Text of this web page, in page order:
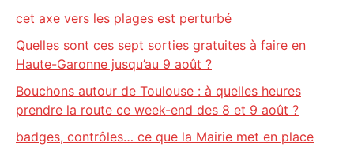
cet axe vers les plages est perturbé
Quelles sont ces sept sorties gratuites à faire en
Haute-Garonne jusqu’au 9 août ?
Bouchons autour de Toulouse : à quelles heures
prendre la route ce week-end des 8 et 9 août ?
badges, contrôles… ce que la Mairie met en place